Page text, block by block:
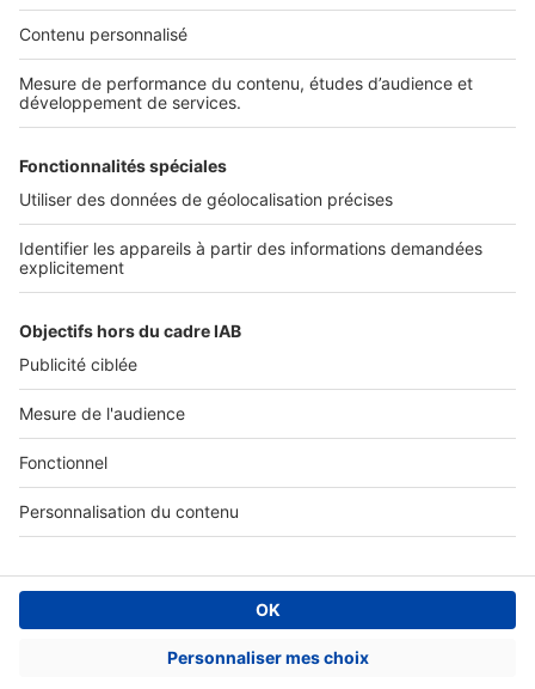
Services pro
Accès client
Informations légales
Politique Générale de Protection des Données
Charte éditeur
Paramétrer mes cookies
Digital Classifieds France SAS © 2024 - all rights